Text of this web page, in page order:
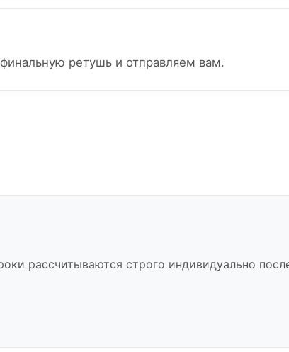
ретушь и отправляем вам.
рассчитываются строго индивидуально